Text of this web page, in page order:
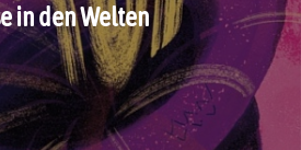
in den Welten